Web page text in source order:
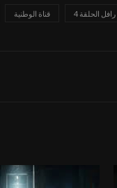
قناة الوطنية الحلقة 4